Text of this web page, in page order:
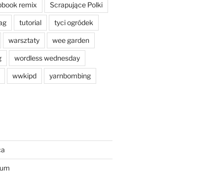
remix Scrapujące Polki
tutorial tyci ogródek
warsztaty wee garden
wordless wednesday
wwkipd yarnbombing